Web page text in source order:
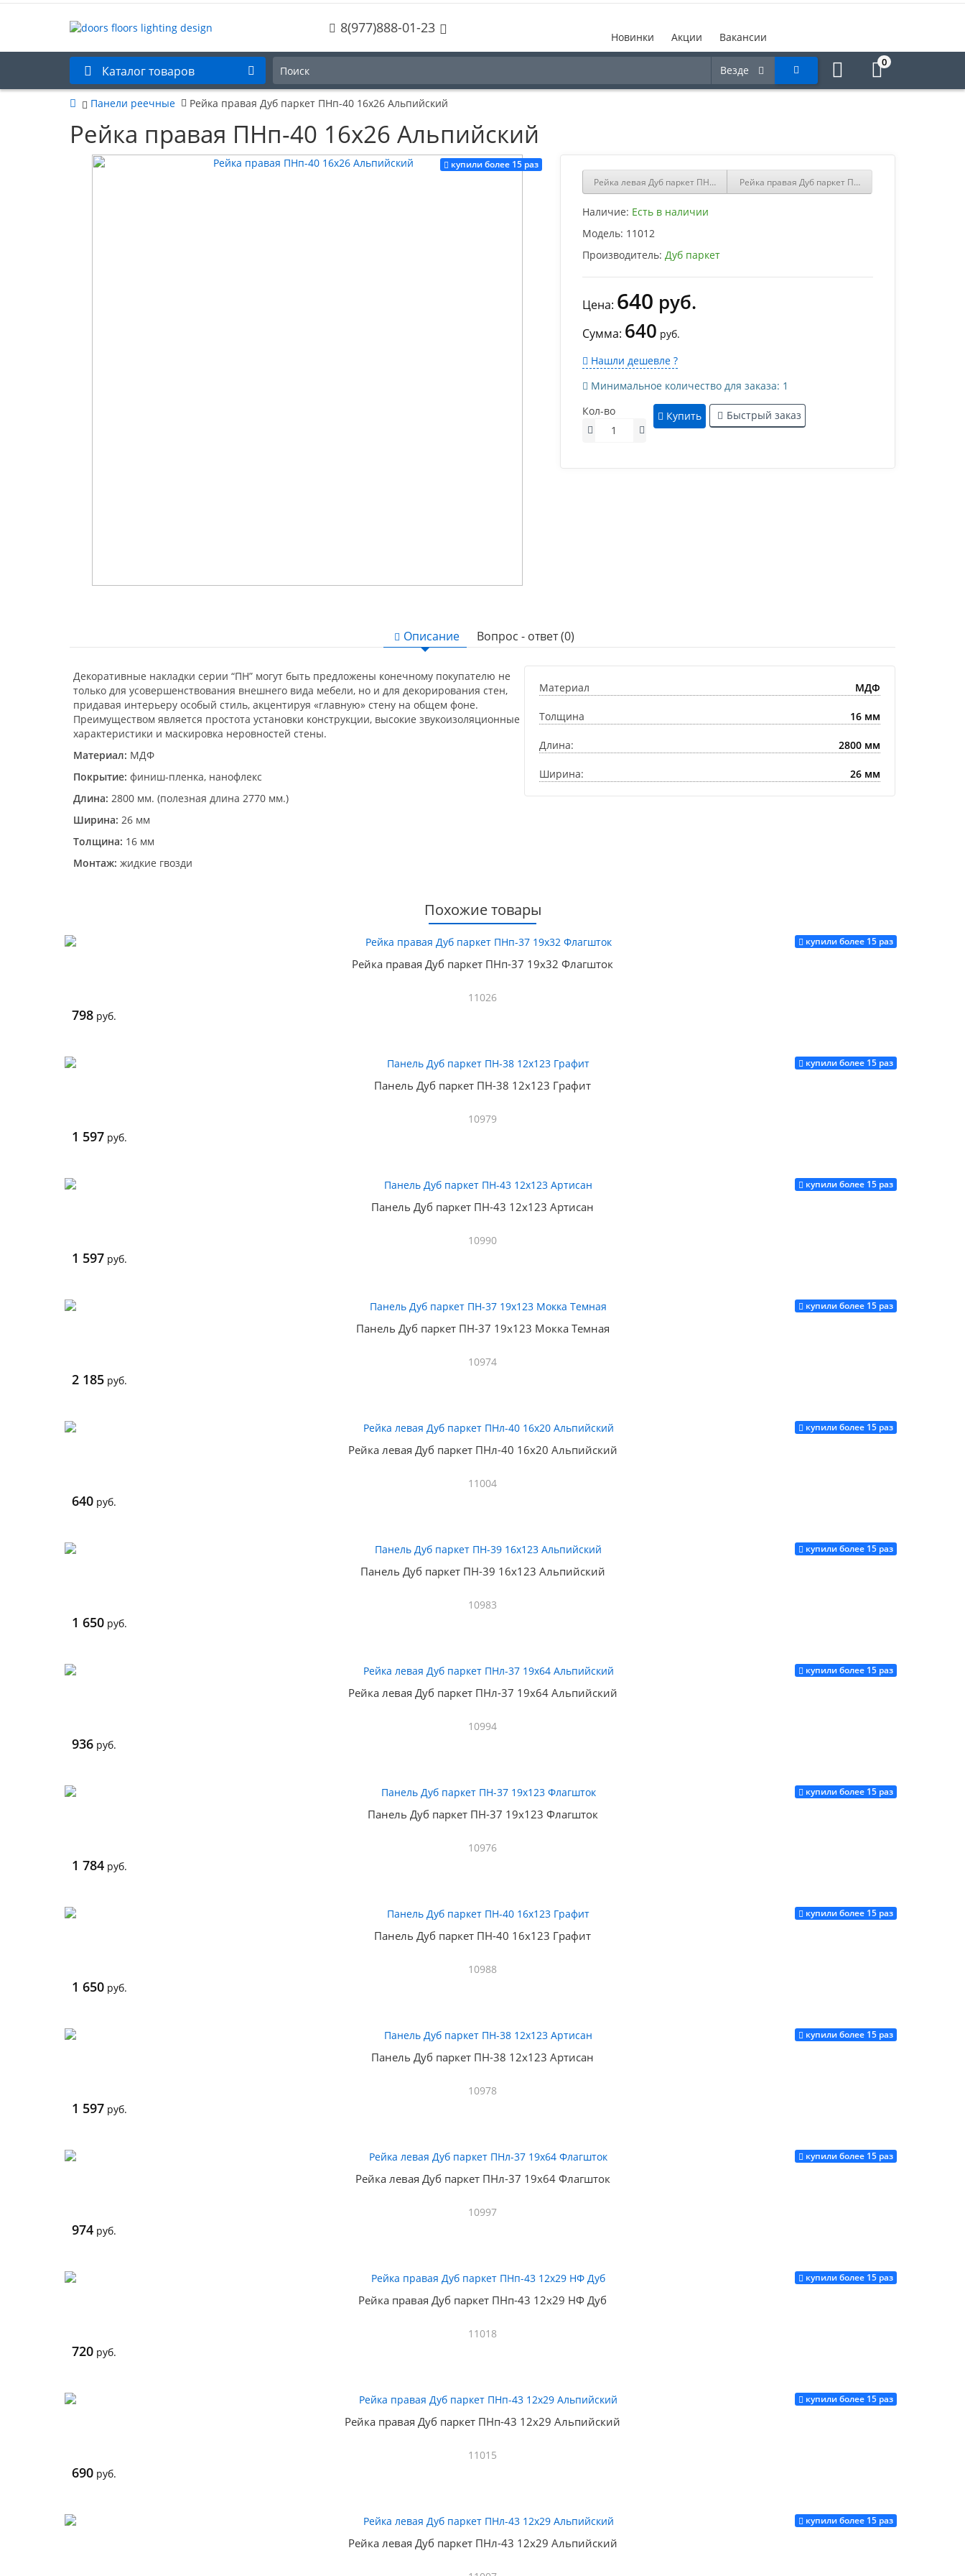
8(977)888-01-23
Новинки Акции Вакансии
Каталог товаров Везде
0
Панели реечные Рейка правая Дуб паркет ПНп-40 16х26 Альпийский
Рейка правая ПНп-40 16х26 Альпийский
купили более 15 раз
Рейка левая Дуб паркет ПНл-43 12х29 ФлагштокРейка правая Дуб паркет ПНп-40 16х26 Артисан
Наличие: Есть в наличии
Модель: 11012
Производитель: Дуб паркет
Цена: 640 руб.
Сумма: 640 руб.
Нашли дешевле ?
Минимальное количество для заказа: 1
Кол-во
Купить Быстрый заказ
Описание Вопрос - ответ (0)
Декоративные накладки серии “ПН” могут быть предложены конечному покупателю не
только для усовершенствования внешнего вида мебели, но и для декорирования стен,
придавая интерьеру особый стиль, акцентируя «главную» стену на общем фоне.
Преимуществом является простота установки конструкции, высокие звукоизоляционные
характеристики и маскировка неровностей стены.
Материал: МДФ
Покрытие: финиш-пленка, нанофлекс
Длина: 2800 мм. (полезная длина 2770 мм.)
Ширина: 26 мм
Толщина: 16 мм
Монтаж: жидкие гвозди
Материал МДФ
Толщина 16 мм
Длина: 2800 мм
Ширина: 26 мм
Похожие товары
купили более 15 раз
Рейка правая Дуб паркет ПНп-37 19х32 Флагшток
11026
798 руб.
Купить
купили более 15 раз
Панель Дуб паркет ПН-38 12х123 Графит
10979
1 597 руб.
Купить
купили более 15 раз
Панель Дуб паркет ПН-43 12х123 Артисан
10990
1 597 руб.
Купить
купили более 15 раз
Панель Дуб паркет ПН-37 19х123 Мокка Темная
10974
2 185 руб.
Купить
купили более 15 раз
Рейка левая Дуб паркет ПНл-40 16х20 Альпийский
11004
640 руб.
Купить
купили более 15 раз
Панель Дуб паркет ПН-39 16х123 Альпийский
10983
1 650 руб.
Купить
купили более 15 раз
Рейка левая Дуб паркет ПНл-37 19х64 Альпийский
10994
936 руб.
Купить
купили более 15 раз
Панель Дуб паркет ПН-37 19х123 Флагшток
10976
1 784 руб.
Купить
купили более 15 раз
Панель Дуб паркет ПН-40 16х123 Графит
10988
1 650 руб.
Купить
купили более 15 раз
Панель Дуб паркет ПН-38 12х123 Артисан
10978
1 597 руб.
Купить
купили более 15 раз
Рейка левая Дуб паркет ПНл-37 19х64 Флагшток
10997
974 руб.
Купить
купили более 15 раз
Рейка правая Дуб паркет ПНп-43 12х29 НФ Дуб
11018
720 руб.
Купить
купили более 15 раз
Рейка правая Дуб паркет ПНп-43 12х29 Альпийский
11015
690 руб.
Купить
купили более 15 раз
Рейка левая Дуб паркет ПНл-43 12х29 Альпийский